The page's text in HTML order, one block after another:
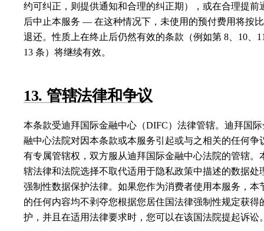
约可纠正，则提供通知和合理的纠正期），或在合理提前
后中止本服务 — 在这种情况下，未使用的预付费用将按
退还。性质上在终止后仍然有效的条款（例如第 8、10、
13 条）将继续有效。
13. 管辖法律和争议
本条款受迪拜国际金融中心（DIFC）法律管辖。迪拜国际
融中心法院对因本条款或本服务引起或与之相关的任何争
有专属管辖权，双方服从迪拜国际金融中心法院的管辖。
辖法律和法院选择不取代适用于隐私政策中描述的数据处
强制性数据保护法律。如果您作为消费者使用本服务，本
的任何内容均不剥夺您根据您居住国法律强制性规定获得
护，并且在适用法律要求时，您可以在该国法院提起诉讼